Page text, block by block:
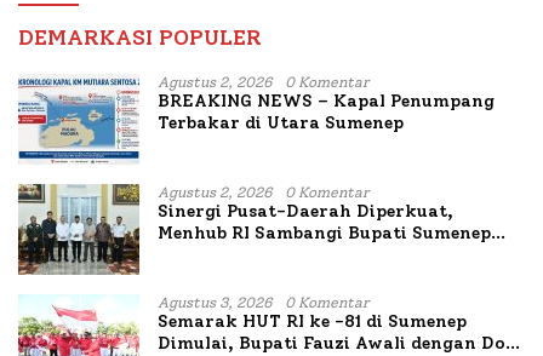
DEMARKASI POPULER
Agustus 2, 2026 0 Komentar
BREAKING NEWS – Kapal Penumpang
Terbakar di Utara Sumenep
Agustus 2, 2026 0 Komentar
Sinergi Pusat-Daerah Diperkuat,
Menhub RI Sambangi Bupati Sumenep
Agustus 3, 2026 0 Komentar
Semarak HUT RI ke -81 di Sumenep
Dimulai, Bupati Fauzi Awali dengan Doa